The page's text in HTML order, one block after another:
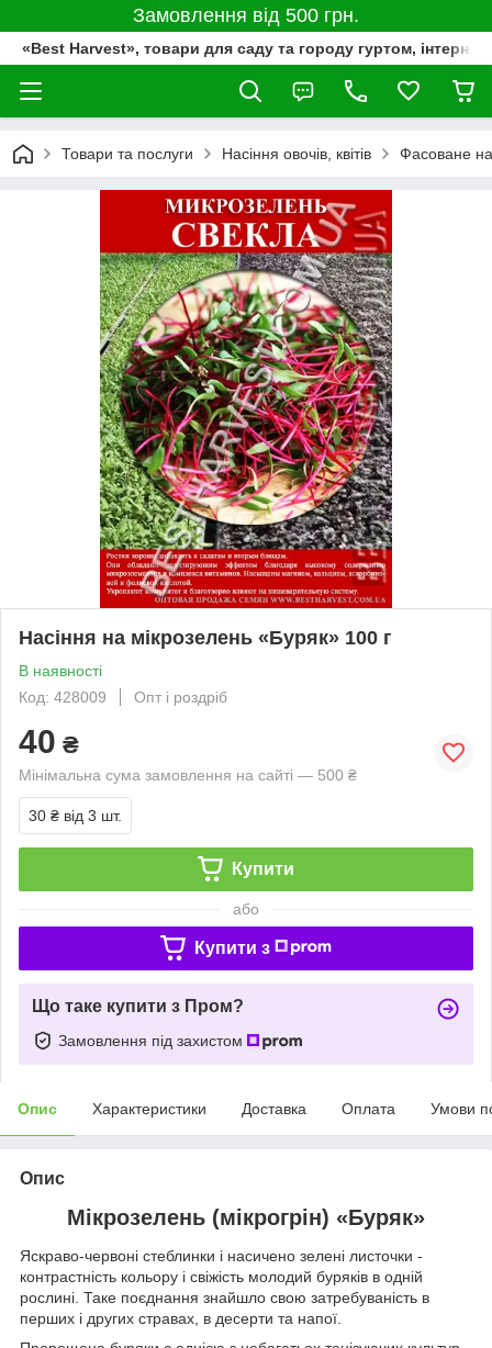
Замовлення від 500 грн.
«Best Harvest», товари для саду та городу гуртом,
Товари та послуги Насіння овочів, квітів Фасоване
Насіння на мікрозелень «Буряк» 100 г
В наявності
Код: 428009
Опт і роздріб
40 ₴
Мінімальна сума замовлення на сайті — 500 ₴
30 ₴ від 3 шт.
Купити
або
Купити з
Що таке купити з Пром?
Замовлення під захистом
Опис Характеристики Доставка Оплата Умови
Опис
Мікрозелень (мікрогрін) «Буряк»
Яскраво-червоні стеблинки і насичено зелені листочки -
контрастність кольору і свіжість молодий буряків в одній
рослині. Таке поєднання знайшло свою затребуваність в
перших і других стравах, в десерти та напої.